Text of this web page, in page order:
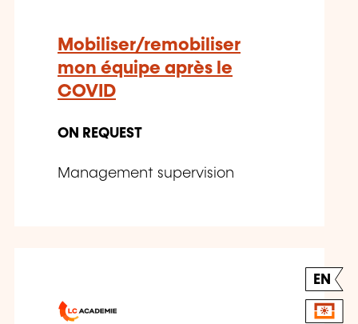
Mobiliser/remobiliser
mon équipe après le
COVID
ON REQUEST
Management supervision
EN